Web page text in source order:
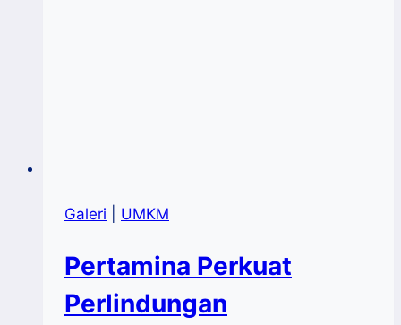
Galeri UMKM
Pertamina Perkuat
Perlindungan